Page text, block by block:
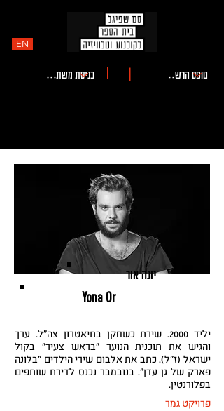
EN
יונה אור
Yona Or
יליד 2000. שירת כשחקן בתיאטרון צה"ל. ערך
והגיש את תוכנית הנוער "בראש צעיר" בקול
ישראל (ז"ל). כתב את אלבום שירי הילדים "בלונה
פארק של גן עדן". בנובמבר נכנס לדירת שותפים
בפלורנטין.
פרויקט גמר